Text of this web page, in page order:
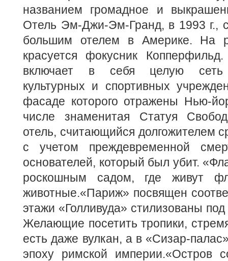
названием громадное и
Отель Эм-Джи-Эм-Гранд, в 1993 г.,
большим отелем в Америке. На
красуется фокусник
включает в себя целую сеть
культурных и спортивных
фасаде которого отражены Нью-
числе знаменитая Статуя
отель, считающийся долгожителем
с учетом преждевременной
основателей, который был убит.
роскошным садом, где живут
животные.«Париж» посвящен
этажи «Голливуда» стилизованы
Желающие посетить тропики,
есть даже вулкан, а в «Сизар-
эпоху римской империи.«Остров